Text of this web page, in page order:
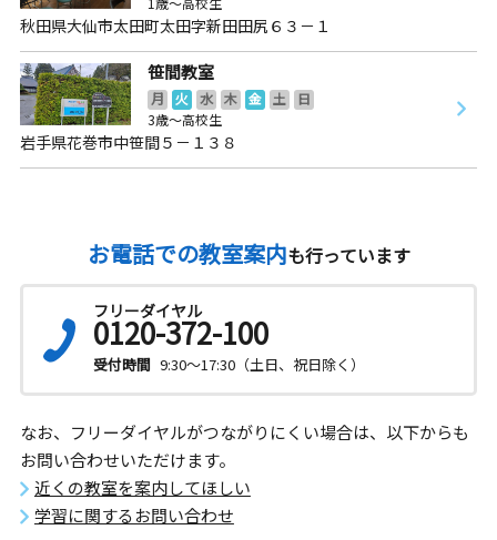
秋田県大仙市太田町太田字新田田尻６３－１
笹間教室
月 火 水 木 金 土
日
3歳～高校生
岩手県花巻市中笹間５－１３８
お電話での教室案内も行っています
フリーダイヤル
0120-372-100
受付時間 9:30～17:30（土日、祝日除く）
なお、フリーダイヤルがつながりにくい場合は、以下からも
お問い合わせいただけます。
近くの教室を案内してほしい
学習に関するお問い合わせ